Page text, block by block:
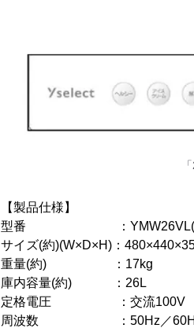
【製品仕様】
型番 ：
サイズ(約)(W×D×H)：
重量(約) ：17kg
庫内容量(約) ：26L
定格電圧 ：交流100V
周波数 ：50Hz／